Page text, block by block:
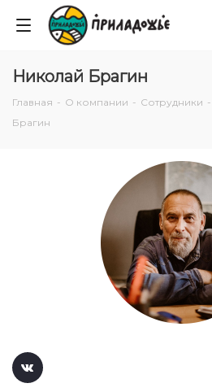
Николай Брагин
Главная - О компании - Сотрудники -
Брагин